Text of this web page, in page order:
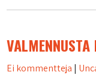
Ei kommentteja |